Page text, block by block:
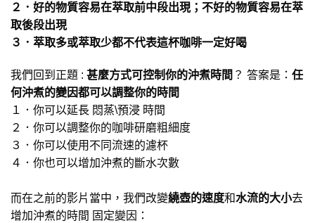
２．好的物質容易在萃取前中段出現；不好的物質容易在萃
取後段出現
３．萃取多或萃取少都不代表這杯咖啡一定好喝
我們回到正題 : 甚麼方式可控制你的沖煮時間 ？ 答案是： 任
何沖煮的變因都可以調整你的時間
１．你可以延長 悶蒸\預浸 時間
２．你可以調整你的咖啡研磨粗細度
３．你可以使用不同流速的濾杯
４．你也可以增加沖煮的斷水次數
而在之前的影片當中，我們改變繞壺的速度和水流的大小去
增加沖煮的時間 固定變因：